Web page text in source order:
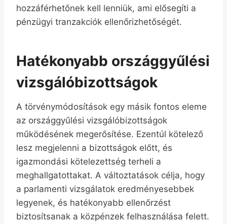
hozzáférhetőnek kell lenniük, ami elősegíti a
pénzügyi tranzakciók ellenőrizhetőségét.
Hatékonyabb országgyűlési
vizsgálóbizottságok
A törvénymódosítások egy másik fontos eleme
az országgyűlési vizsgálóbizottságok
működésének megerősítése. Ezentúl kötelező
lesz megjelenni a bizottságok előtt, és
igazmondási kötelezettség terheli a
meghallgatottakat. A változtatások célja, hogy
a parlamenti vizsgálatok eredményesebbek
legyenek, és hatékonyabb ellenőrzést
biztosítsanak a közpénzek felhasználása felett.